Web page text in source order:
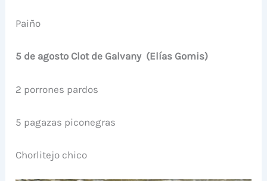
Paiño
5 de agosto Clot de Galvany (Elías Gomis)
2 porrones pardos
5 pagazas piconegras
Chorlitejo chico